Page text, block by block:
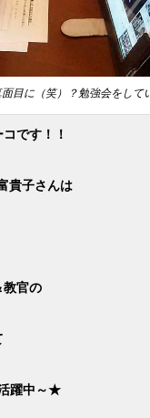
目に（笑）？勉強会をし
です！！
貴子さんは
教官の
躍中～★